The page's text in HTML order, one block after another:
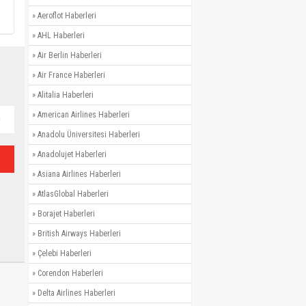
» Aeroflot Haberleri
» AHL Haberleri
» Air Berlin Haberleri
» Air France Haberleri
» Alitalia Haberleri
» American Airlines Haberleri
» Anadolu Üniversitesi Haberleri
» Anadolujet Haberleri
» Asiana Airlines Haberleri
» AtlasGlobal Haberleri
» Borajet Haberleri
» British Airways Haberleri
» Çelebi Haberleri
» Corendon Haberleri
» Delta Airlines Haberleri